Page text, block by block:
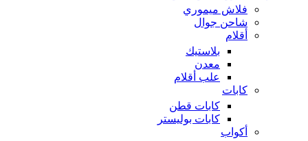
فلاش ميموري
شاحن جوال
أقلام
بلاستيك
معدن
علب أقلام
كابات
كابات قطن
كابات بوليستر
أكواب